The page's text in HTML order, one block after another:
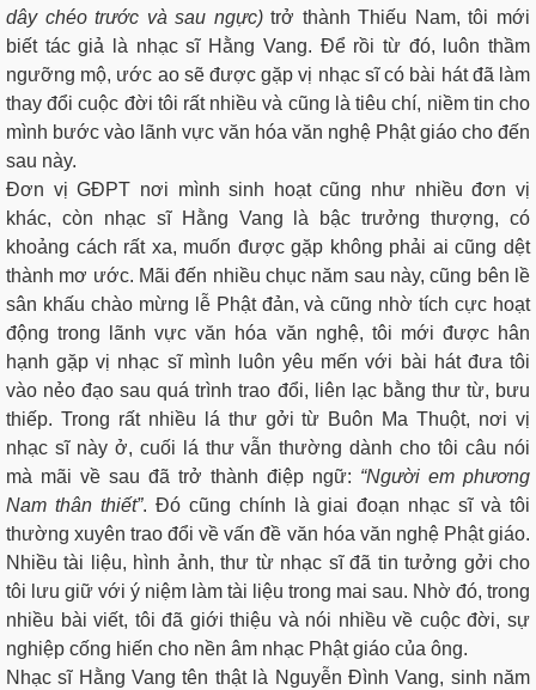
dây chéo trước và sau ngực)trở thành Thiếu Nam, tôi mới
biết tác giả là nhạc sĩ Hằng Vang. Để rồi từ đó, luôn thầm
ngưỡng mộ, ước ao sẽ được gặp vị nhạc sĩ có bài hát đã làm
thay đổi cuộc đời tôi rất nhiều và cũng là tiêu chí, niềm tin cho
mình bước vào lãnh vực văn hóa văn nghệ Phật giáo cho đến
sau này.
Đơn vị GĐPT nơi mình sinh hoạt cũng như nhiều đơn vị
khác, còn nhạc sĩ Hằng Vang là bậc trưởng thượng, có
khoảng cách rất xa, muốn được gặp không phải ai cũng dệt
thành mơ ước. Mãi đến nhiều chục năm sau này, cũng bên lề
sân khấu chào mừng lễ Phật đản, và cũng nhờ tích cực hoạt
động trong lãnh vực văn hóa văn nghệ, tôi mới được hân
hạnh gặp vị nhạc sĩ mình luôn yêu mến với bài hát đưa tôi
vào nẻo đạo sau quá trình trao đổi, liên lạc bằng thư từ, bưu
thiếp. Trong rất nhiều lá thư gởi từ Buôn Ma Thuột, nơi vị
nhạc sĩ này ở, cuối lá thư vẫn thường dành cho tôi câu nói
mà mãi về sau đã trở thành điệp ngữ: “Người em phương
Nam thân thiết”. Đó cũng chính là giai đoạn nhạc sĩ và tôi
thường xuyên trao đổi về vấn đề văn hóa văn nghệ Phật giáo.
Nhiều tài liệu, hình ảnh, thư từ nhạc sĩ đã tin tưởng gởi cho
tôi lưu giữ với ý niệm làm tài liệu trong mai sau. Nhờ đó, trong
nhiều bài viết, tôi đã giới thiệu và nói nhiều về cuộc đời, sự
nghiệp cống hiến cho nền âm nhạc Phật giáo của ông.
Nhạc sĩ Hằng Vang tên thật là Nguyễn Đình Vang, sinh năm